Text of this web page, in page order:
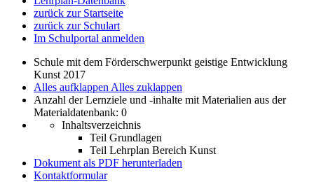
zurück zur Startseite
zurück zur Schulart
Im Schulportal anmelden
Schule mit dem Förderschwerpunkt geistige Entwicklung
Kunst 2017
Alles aufklappen Alles zuklappen
Anzahl der Lernziele und -inhalte mit Materialien aus der
Materialdatenbank: 0
Inhaltsverzeichnis
Teil Grundlagen
Teil Lehrplan Bereich Kunst
Dokument als PDF herunterladen
Kontaktformular